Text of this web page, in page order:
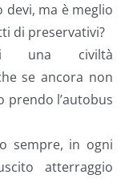
devi, ma è meglio
di preservativi?
una civiltà
se ancora non
prendo l’autobus
sempre, in ogni
atterraggio